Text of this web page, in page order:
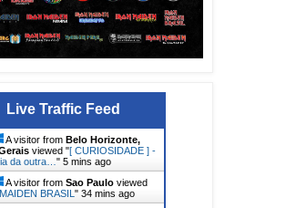
Live Traffic Feed
A visitor from Belo Horizonte,
viewed "[ CURIOSIDADE ] -
da outra…" 5 mins ago
A visitor from Sao Paulo viewed
BRASIL" 34 mins ago